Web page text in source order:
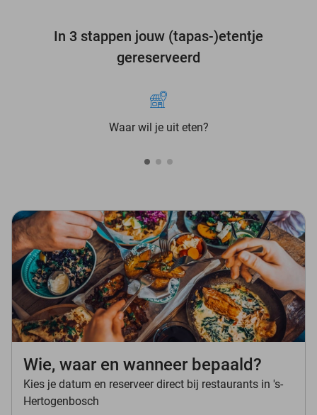
In 3 stappen jouw (tapas-)etentje
gereserveerd
Waar wil je uit eten?
Wie, waar en wanneer bepaald?
Kies je datum en reserveer direct bij restaurants in 's-
Hertogenbosch